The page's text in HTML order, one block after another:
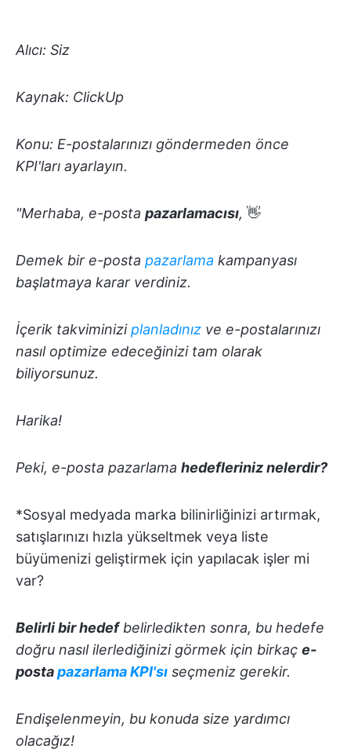
Alıcı: Siz
Kaynak: ClickUp
Konu: E-postalarınızı göndermeden önce
KPI'ları ayarlayın.
"Merhaba, e-posta pazarlamacısı, 👋
Demek bir e-posta pazarlama kampanyası
başlatmaya karar verdiniz.
İçerik takviminiziplanladınız ve e-postalarınızı
nasıl optimize edeceğinizi tam olarak
biliyorsunuz.
Harika!
Peki, e-posta pazarlama hedefleriniz nelerdir?
*Sosyal medyada marka bilinirliğinizi artırmak,
satışlarınızı hızla yükseltmek veya liste
büyümenizi geliştirmek için yapılacak işler mi
var?
Belirli bir hedefbelirledikten sonra, bu hedefe
doğru nasıl ilerlediğinizi görmek için birkaç e-
postapazarlama KPI'sı seçmeniz gerekir.
Endişelenmeyin, bu konuda size yardımcı
olacağız!